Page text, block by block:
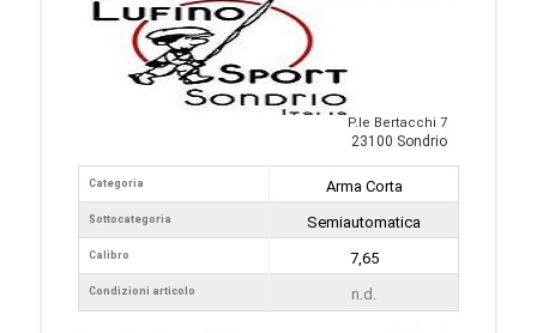
P.le Bertacchi 7
23100 Sondrio
Categoria
Sottocategoria
Calibro
Condizioni articolo
Arma Corta
Semiautomatica
7,65
n.d.